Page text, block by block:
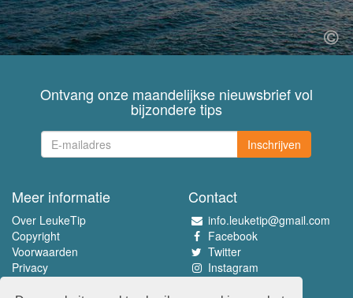
Ontvang onze maandelijkse nieuwsbrief vol
bijzondere tips
Inschrijven
Meer informatie
Over LeukeTip
Copyright
Voorwaarden
Privacy
Contact
info.leuketip@gmail.com
Facebook
Twitter
Instagram